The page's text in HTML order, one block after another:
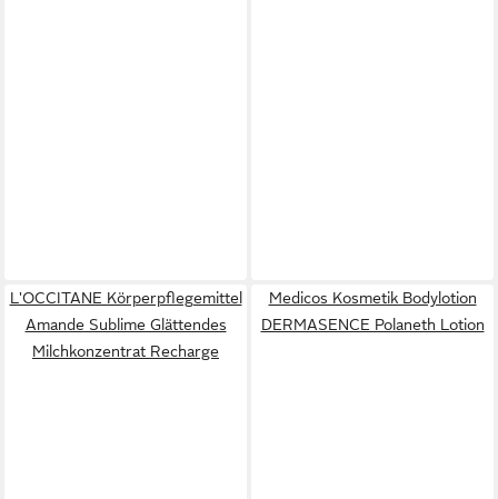
L'OCCITANE Körperpflegemittel
Amande Sublime Glättendes
Milchkonzentrat Recharge
Medicos Kosmetik Bodylotion
DERMASENCE Polaneth Lotion